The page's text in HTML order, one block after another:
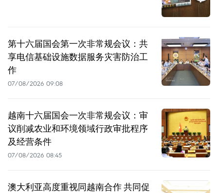
第十六届国会第一次非常规会议：共
享电信基础设施数据服务灾害防治工
作
07/08/2026 09:08
越南十六届国会一次非常规会议：审
议削减农业和环境领域行政审批程序
及经营条件
07/08/2026 08:45
澳大利亚高度重视同越南合作 共同促